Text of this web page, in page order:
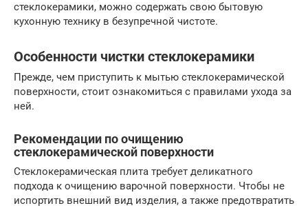
стеклокерамики, можно содержать свою бытовую
кухонную технику в безупречной чистоте.
Особенности чистки стеклокерамики
Прежде, чем приступить к мытью стеклокерамической
поверхности, стоит ознакомиться с правилами ухода за
ней.
Рекомендации по очищению
стеклокерамической поверхности
Стеклокерамическая плита требует деликатного
подхода к очищению варочной поверхности. Чтобы не
испортить внешний вид изделия, а также предотвратить